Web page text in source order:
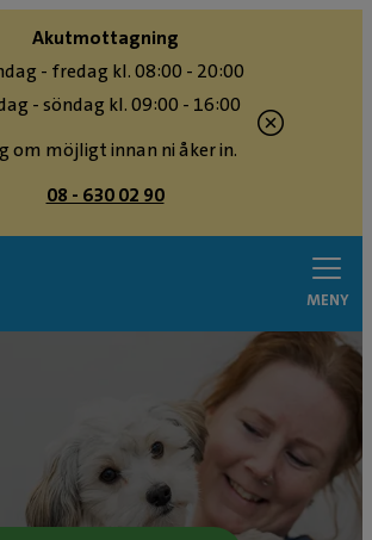
Akutmottagning
- fredag kl. 08:00 - 20:00
- söndag kl. 09:00 - 16:00
om möjligt innan ni åker in.
08 - 630 02 90
MENY